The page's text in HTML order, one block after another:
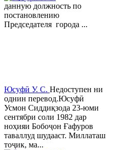
данную должность по
постановлению
Председателя города ...
Юсуфӣ У. C. Недоступен ни
однин перевод.Юсуфӣ
Усмон Сиддиқзода 23-юми
сентябри соли 1982 дар
ноҳияи Бобоҷон Ғафуров
таваллуд шудааст. Миллаташ
тоҷик, ма...